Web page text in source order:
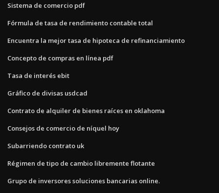
Sistema de comercio pdf
Fórmula de tasa de rendimiento contable total
Encuentra la mejor tasa de hipoteca de refinanciamiento
Concepto de compras en línea pdf
Tasa de interés ebit
Gráfico de divisas usdcad
Contrato de alquiler de bienes raíces en oklahoma
Consejos de comercio de níquel hoy
Subarriendo contrato uk
Régimen de tipo de cambio libremente flotante
Grupo de inversores soluciones bancarias online.